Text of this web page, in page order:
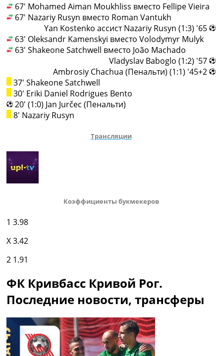
67' Mohamed Aiman Moukhliss вместо Fellipe Vieira
67' Nazariy Rusyn вместо Roman Vantukh
63' Oleksandr Kamenskyi вместо Volodymyr Mulyk
63' Shakeone Satchwell вместо João Machado
37' Shakeone Satchwell
30' Eriki Daniel Rodrigues Bento
20' (1:0) Jan Jurčec (Пенальти)
8' Nazariy Rusyn
Трансляции
Коэффициенты букмекеров
1 3.98
X3.42
2 1.91
ФК Кривбасс Кривой Рог.
Последние новости, трансферы